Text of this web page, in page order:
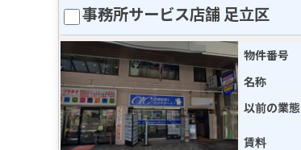
事務所サービス店舗 足立区
物件番号
名称
以前の業態
賃料